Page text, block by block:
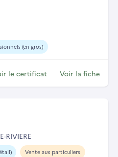
(en gros)
le certificat Voir la fiche
RIVIERE
Vente aux particuliers